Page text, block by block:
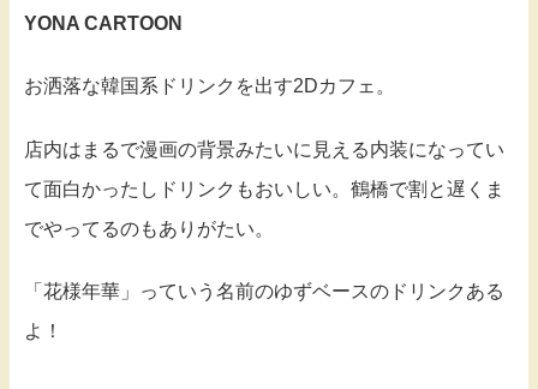
YONA CARTOON
お洒落な韓国系ドリンクを出す2Dカフェ。
店内はまるで漫画の背景みたいに見える内装になってい
て面白かったしドリンクもおいしい。鶴橋で割と遅くま
でやってるのもありがたい。
「花様年華」っていう名前のゆずベースのドリンクある
よ！